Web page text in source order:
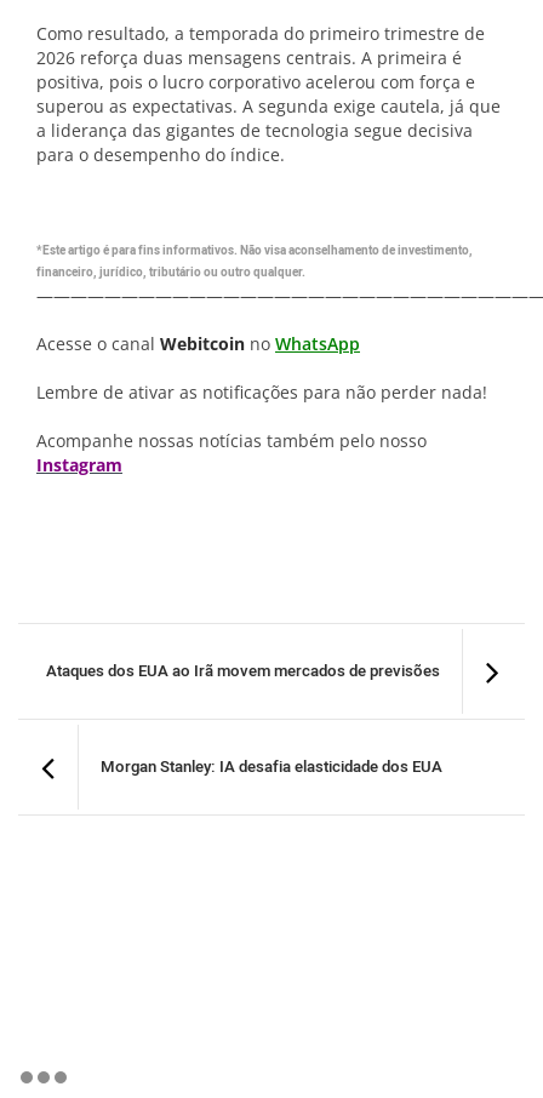
Como resultado, a temporada do primeiro trimestre de
2026 reforça duas mensagens centrais. A primeira é
positiva, pois o lucro corporativo acelerou com força e
superou as expectativas. A segunda exige cautela, já que
a liderança das gigantes de tecnologia segue decisiva
para o desempenho do índice.
*Este artigo é para fins informativos. Não visa aconselhamento de investimento,
financeiro, jurídico, tributário ou outro qualquer.
Acesse o canal Webitcoin no WhatsApp
Lembre de ativar as notificações para não perder nada!
Acompanhe nossas notícias também pelo nosso
Instagram
Ataques dos EUA ao Irã movem mercados de previsões
Morgan Stanley: IA desafia elasticidade dos EUA